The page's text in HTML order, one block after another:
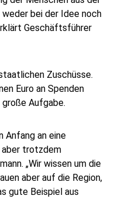
bei der Idee noch
Geschäftsführer
Zuschüsse.
Euro an Spenden
Aufgabe.
Anfang an eine
aber trotzdem
„Wir wissen um die
aber auf die Region,
gute Beispiel aus